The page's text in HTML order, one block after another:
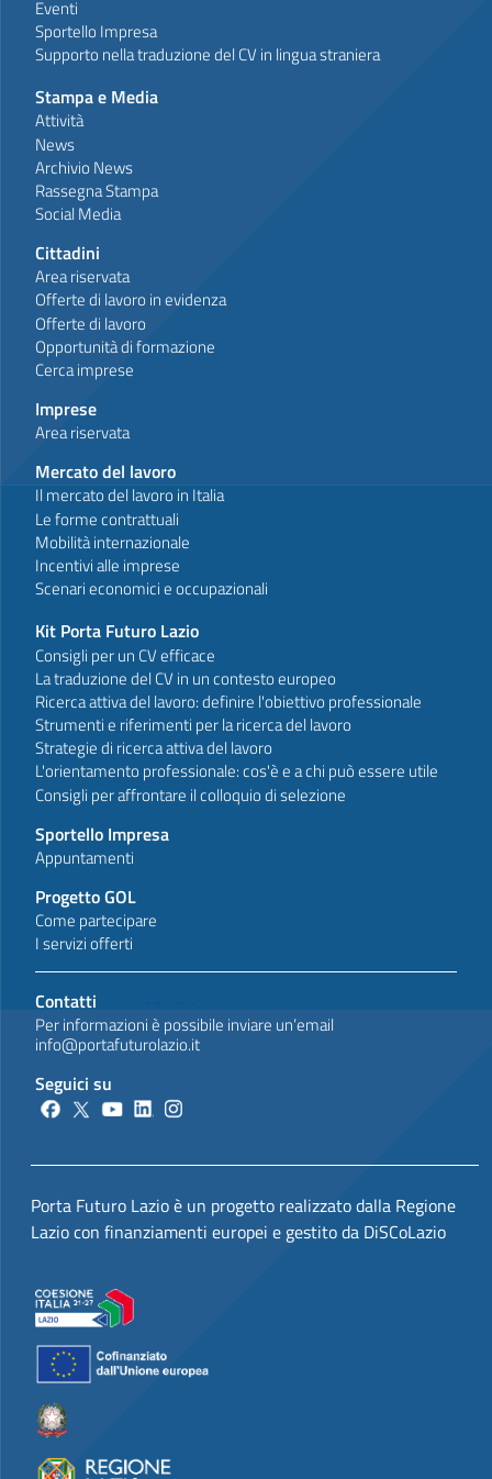
Eventi
Sportello Impresa
Supporto nella traduzione del CV in lingua straniera
Stampa e Media
Attività
News
Archivio News
Rassegna Stampa
Social Media
Cittadini
Area riservata
Offerte di lavoro in evidenza
Offerte di lavoro
Opportunità di formazione
Cerca imprese
Imprese
Area riservata
Mercato del lavoro
Il mercato del lavoro in Italia
Le forme contrattuali
Mobilità internazionale
Incentivi alle imprese
Scenari economici e occupazionali
Kit Porta Futuro Lazio
Consigli per un CV efficace
La traduzione del CV in un contesto europeo
Ricerca attiva del lavoro: definire l'obiettivo professionale
Strumenti e riferimenti per la ricerca del lavoro
Strategie di ricerca attiva del lavoro
L'orientamento professionale: cos'è e a chi può essere utile
Consigli per affrontare il colloquio di selezione
Sportello Impresa
Appuntamenti
Progetto GOL
Come partecipare
I servizi offerti
Contatti
Per informazioni è possibile inviare un’email
info@portafuturolazio.it
Seguici su
Porta Futuro Lazio è un progetto realizzato dalla Regione
Lazio con finanziamenti europei e gestito da DiSCoLazio